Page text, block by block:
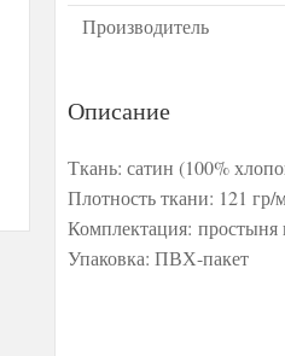
Производитель
Описание
Ткань: сатин (100%
Плотность ткани: 121 гр/
Комплектация: простыня
Упаковка: ПВХ-пакет